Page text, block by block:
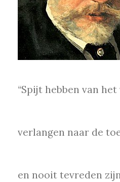
“Spijt hebben
verlangen naar
en nooit tevreden